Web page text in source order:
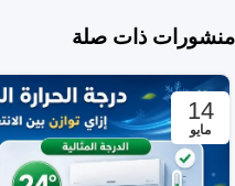
منشورات ذات صلة
14
مايو